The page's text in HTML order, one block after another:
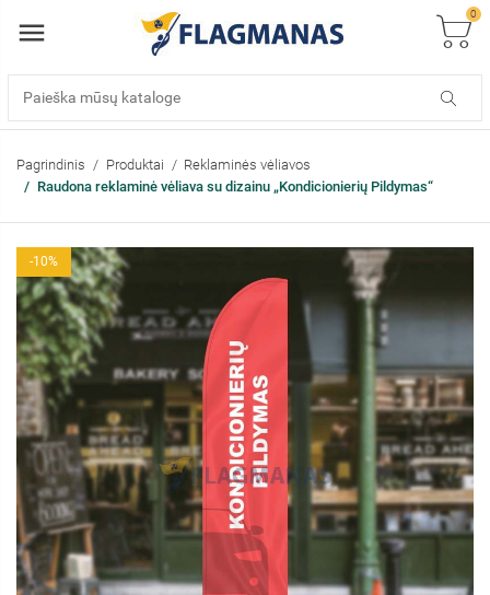
0
Pagrindinis Produktai
Reklaminės vėliavos
Raudona reklaminė vėliava su dizainu „Kondicionierių Pildymas“
-10%